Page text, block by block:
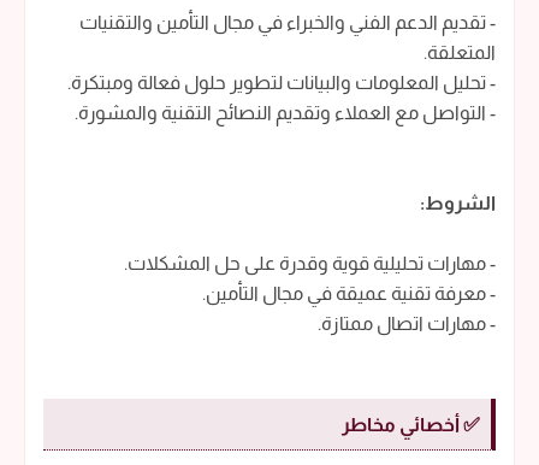
- تقديم الدعم الفني والخبراء في مجال التأمين والتقنيات
المتعلقة.
- تحليل المعلومات والبيانات لتطوير حلول فعالة ومبتكرة.
- التواصل مع العملاء وتقديم النصائح التقنية والمشورة.
الشروط:
- مهارات تحليلية قوية وقدرة على حل المشكلات.
- معرفة تقنية عميقة في مجال التأمين.
- مهارات اتصال ممتازة.
✅ أخصائي مخاطر